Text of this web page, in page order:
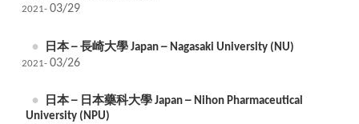
2021- 03/29
日本 ─ 長崎大學 Japan ─ Nagasaki University (NU)
2021- 03/26
日本 ─ 日本藥科大學 Japan ─ Nihon Pharmaceutical
University (NPU)